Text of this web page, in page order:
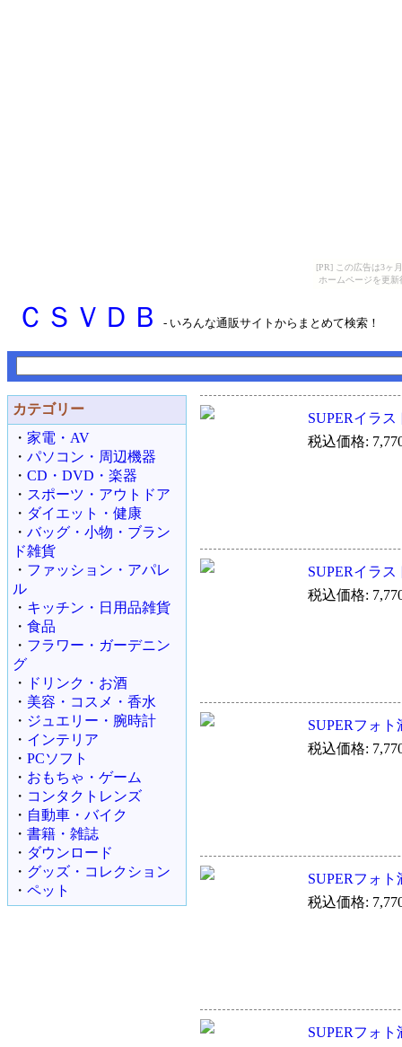
[PR] この広告は3ヶ
ホームページを更
ＣＳＶＤＢ - いろんな通販サイトからまとめて検索！
カテゴリー
・ 家電・AV
・ パソコン・周辺機器
・ CD・DVD・楽器
・ スポーツ・アウトドア
・ ダイエット・健康
・ バッグ・小物・ブラン
ド雑貨
・ ファッション・アパレ
ル
・ キッチン・日用品雑貨
・ 食品
・ フラワー・ガーデニン
グ
・
ドリンク・お酒
・ 美容・コスメ・香水
・ ジュエリー・腕時計
・ インテリア
・ PCソフト
・ おもちゃ・ゲーム
・ コンタクトレンズ
・ 自動車・バイク
・ 書籍・雑誌
・ ダウンロード
・ グッズ・コレクション
・ ペット
SUPERイラ
税込価格:
SUPERイラ
税込価格:
SUPERフォ
税込価格:
SUPERフォ
税込価格:
SUPERフォ